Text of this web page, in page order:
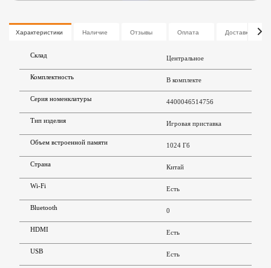
Характеристики Наличие Отзывы Оплата Доставка
Склад Центральное
Комплектность В комплекте
Серия номенклатуры 4400046514756
Тип изделия Игровая приставка
Объем встроенной памяти 1024 Гб
Страна Китай
Wi-Fi Есть
Bluetooth 0
HDMI Есть
USB Есть